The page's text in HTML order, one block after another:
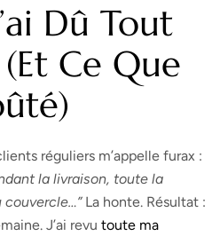
Dû Tout
Ce Que
réguliers m’appelle furax :
la livraison, toute la
La honte. Résultat :
J’ai revu toute ma